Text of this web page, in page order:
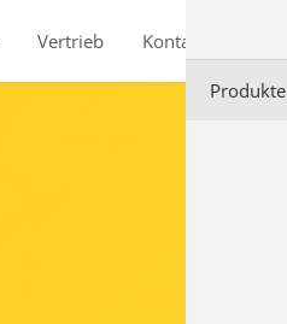
Vertrieb Kontakt
Produkte